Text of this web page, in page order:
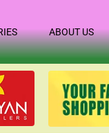
ABOUT US